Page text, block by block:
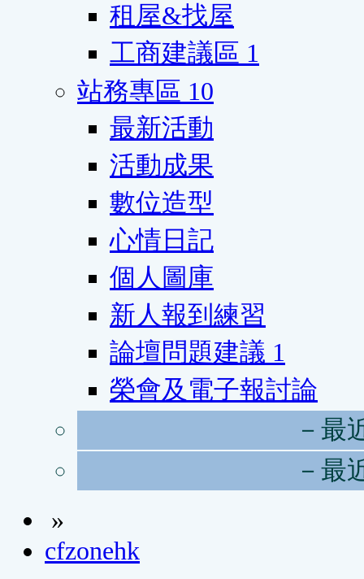
租屋&找屋
工商建議區 1
站務專區 10
最新活動
活動成果
數位造型
心情日記
個人圖庫
新人報到練習
論壇問題建議 1
榮會及電子報討論
－最
－最
»
cfzonehk